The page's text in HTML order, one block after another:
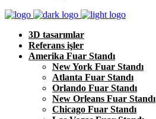
3D tasarımlar
Referans işler
Amerika Fuar Standı
New York Fuar Standı
Atlanta Fuar Standı
Orlando Fuar Standı
New Orleans Fuar Standı
Chicago Fuar Standı